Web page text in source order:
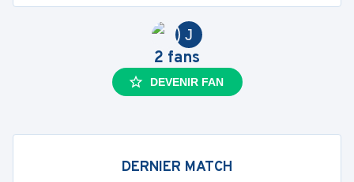
J
2 fans
DEVENIR FAN
DERNIER MATCH